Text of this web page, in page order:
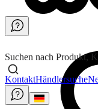
Suchen nach Produkt,
KontaktHändlersuche